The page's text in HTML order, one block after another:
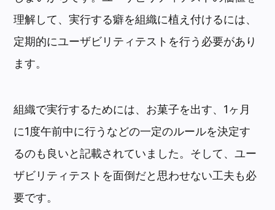
理解して、実行する癖を組織に植え付けるには、
定期的にユーザビリティテストを行う必要があり
ます。
組織で実行するためには、お菓子を出す、1ヶ月
に1度午前中に行うなどの一定のルールを決定す
るのも良いと記載されていました。そして、ユー
ザビリティテストを面倒だと思わせない工夫も必
要です。